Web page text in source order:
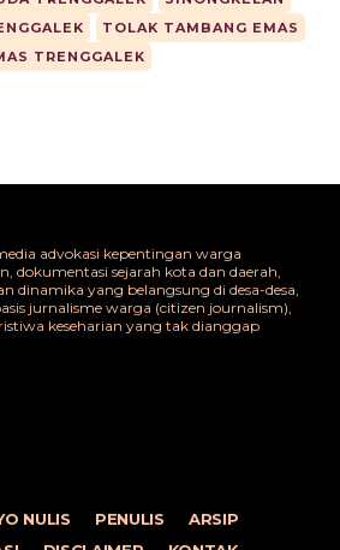
TOLAK TAMBANG EMAS
TRENGGALEK
advokasi kepentingan warga
dokumentasi sejarah kota dan daerah,
dinamika yang belangsung di desa-desa,
jurnalisme warga (citizen journalism),
keseharian yang tak dianggap
NULIS PENULIS
ARSIP